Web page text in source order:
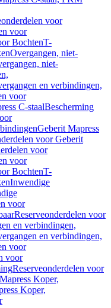
voor
voor
BochtenT-
Overgangen, niet-
niet-
en verbindingen,
voor
C-staalBescherming
Geberit Mapress
voor Geberit
voor
voor
BochtenT-
Inwendige
voor
Reserveonderdelen voor
en verbindingen,
en verbindingen,
voor
voor
Reserveonderdelen voor
Koper,
Koper,